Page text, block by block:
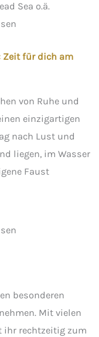
Sea o.ä.
Zeit für dich am
von Ruhe und
einzigartigen
nach Lust und
liegen, im Wasser
Faust
besonderen
Mit vielen
ihr rechtzeitig zum